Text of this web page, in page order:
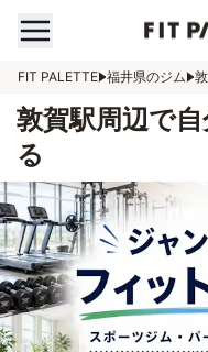
FIT PALETTE 福井県のジム
敦賀駅周辺で
る